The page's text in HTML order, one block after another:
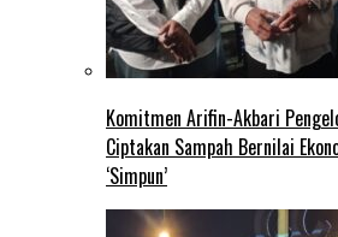
Komitmen Arifin-Akbari
Ciptakan Sampah Bernilai
‘Simpun’